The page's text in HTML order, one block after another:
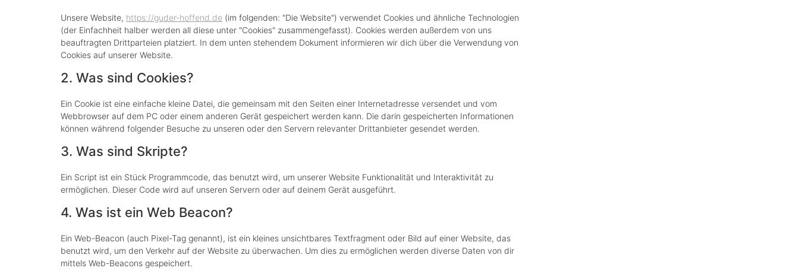
Unsere Website, https://guder-hoffend.de (im folgenden: "Die Website") verwendet Cookies und ähnliche Technologien
(der Einfachheit halber werden all diese unter "Cookies" zusammengefasst). Cookies werden außerdem von uns
beauftragten Drittparteien platziert. In dem unten stehendem Dokument informieren wir dich über die Verwendung von
Cookies auf unserer Website.
2. Was sind Cookies?
Ein Cookie ist eine einfache kleine Datei, die gemeinsam mit den Seiten einer Internetadresse versendet und vom
Webbrowser auf dem PC oder einem anderen Gerät gespeichert werden kann. Die darin gespeicherten Informationen
können während folgender Besuche zu unseren oder den Servern relevanter Drittanbieter gesendet werden.
3. Was sind Skripte?
Ein Script ist ein Stück Programmcode, das benutzt wird, um unserer Website Funktionalität und Interaktivität zu
ermöglichen. Dieser Code wird auf unseren Servern oder auf deinem Gerät ausgeführt.
4. Was ist ein Web Beacon?
Ein Web-Beacon (auch Pixel-Tag genannt), ist ein kleines unsichtbares Textfragment oder Bild auf einer Website, das
benutzt wird, um den Verkehr auf der Website zu überwachen. Um dies zu ermöglichen werden diverse Daten von dir
mittels Web-Beacons gespeichert.